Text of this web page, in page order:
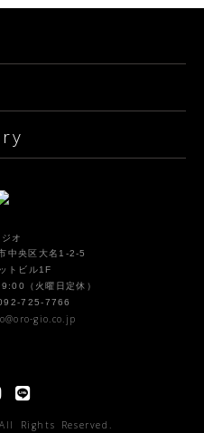
オ
中央区大名1-2-5
トビル1F
（火曜日定休）
725-7766
gio.co.jp
Rights Reserved.